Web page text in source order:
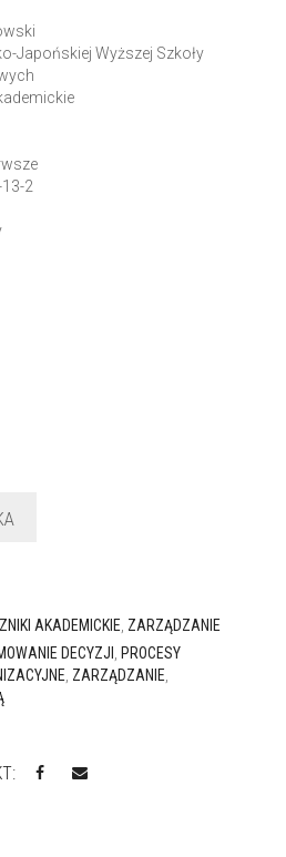
Japońskiej Wyższej Szkoły
2
AKADEMICKIE ZARZĄDZANIE
DECYZJI
PROCESY
ZARZĄDZANIE